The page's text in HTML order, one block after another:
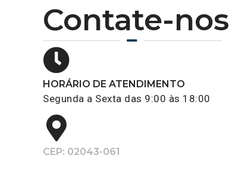
Contate-nos
HORÁRIO DE ATENDIMENTO
Segunda a Sexta das 9:00 às 18:00
CEP: 02043-061